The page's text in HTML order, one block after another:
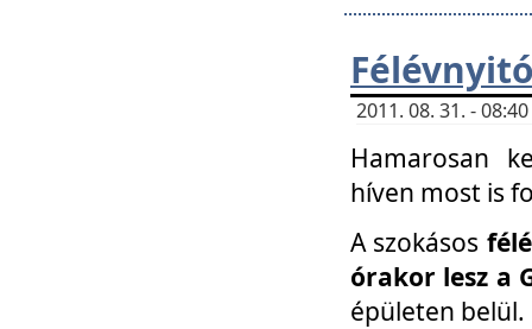
2011. 08. 31. -
Hamarosan
híven most is
A szokásos
órakor lesz a
épületen belül.